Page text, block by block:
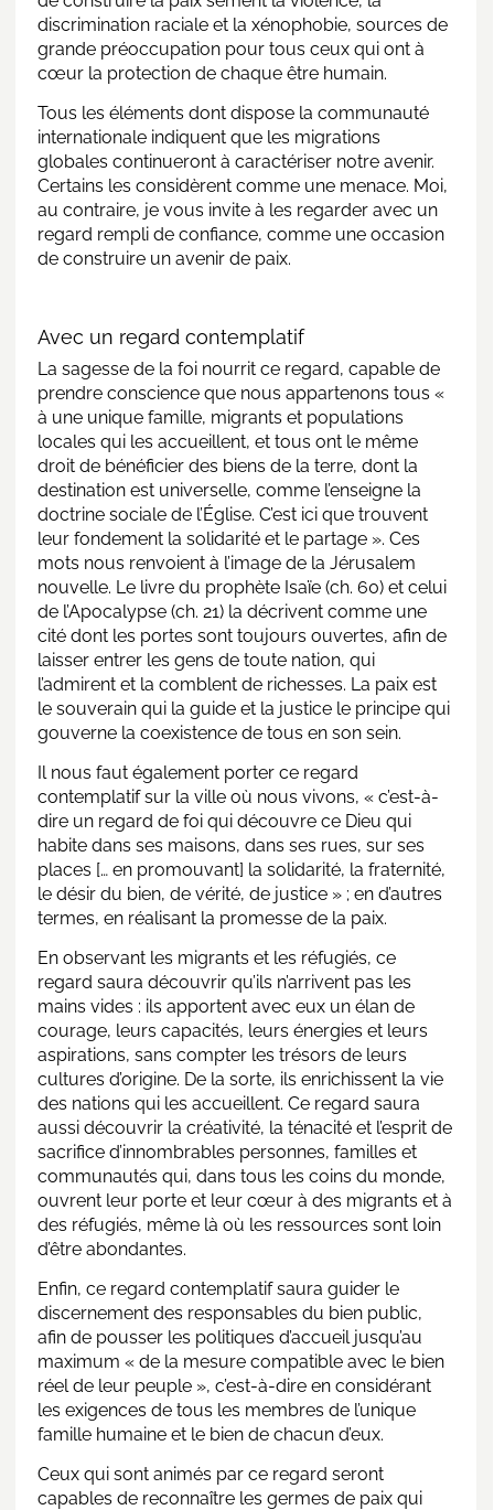
discrimination raciale et la xénophobie, sources de
grande préoccupation pour tous ceux qui ont à
cœur la protection de chaque être humain.
Tous les éléments dont dispose la communauté
internationale indiquent que les migrations
globales continueront à caractériser notre avenir.
Certains les considèrent comme une menace. Moi,
au contraire, je vous invite à les regarder avec un
regard rempli de confiance, comme une occasion
de construire un avenir de paix.
Avec un regard contemplatif
La sagesse de la foi nourrit ce regard, capable de
prendre conscience que nous appartenons tous «
à une unique famille, migrants et populations
locales qui les accueillent, et tous ont le même
droit de bénéficier des biens de la terre, dont la
destination est universelle, comme l’enseigne la
doctrine sociale de l’Église. C’est ici que trouvent
leur fondement la solidarité et le partage ». Ces
mots nous renvoient à l’image de la Jérusalem
nouvelle. Le livre du prophète Isaïe (ch. 60) et celui
de l’Apocalypse (ch. 21) la décrivent comme une
cité dont les portes sont toujours ouvertes, afin de
laisser entrer les gens de toute nation, qui
l’admirent et la comblent de richesses. La paix est
le souverain qui la guide et la justice le principe qui
gouverne la coexistence de tous en son sein.
Il nous faut également porter ce regard
contemplatif sur la ville où nous vivons, « c’est-à-
dire un regard de foi qui découvre ce Dieu qui
habite dans ses maisons, dans ses rues, sur ses
places [… en promouvant] la solidarité, la fraternité,
le désir du bien, de vérité, de justice » ; en d’autres
termes, en réalisant la promesse de la paix.
En observant les migrants et les réfugiés, ce
regard saura découvrir qu’ils n’arrivent pas les
mains vides : ils apportent avec eux un élan de
courage, leurs capacités, leurs énergies et leurs
aspirations, sans compter les trésors de leurs
cultures d’origine. De la sorte, ils enrichissent la vie
des nations qui les accueillent. Ce regard saura
aussi découvrir la créativité, la ténacité et l’esprit de
sacrifice d’innombrables personnes, familles et
communautés qui, dans tous les coins du monde,
ouvrent leur porte et leur cœur à des migrants et à
des réfugiés, même là où les ressources sont loin
d’être abondantes.
Enfin, ce regard contemplatif saura guider le
discernement des responsables du bien public,
afin de pousser les politiques d’accueil jusqu’au
maximum « de la mesure compatible avec le bien
réel de leur peuple », c’est-à-dire en considérant
les exigences de tous les membres de l’unique
famille humaine et le bien de chacun d’eux.
Ceux qui sont animés par ce regard seront
capables de reconnaître les germes de paix qui